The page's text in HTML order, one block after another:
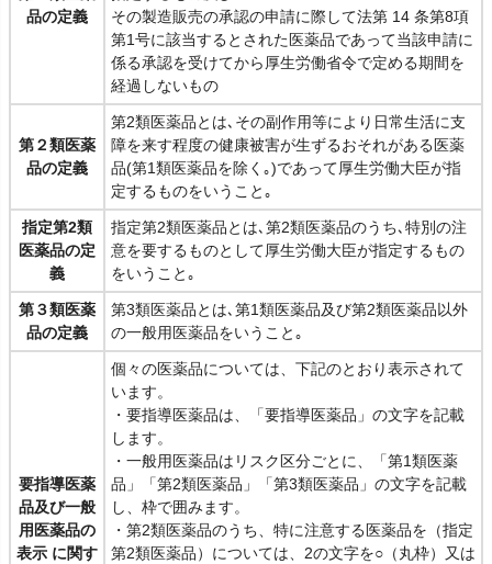
品の定義
その製造販売の承認の申請に際して法第 14 条第8項
第1号に該当するとされた医薬品であって当該申請に
係る承認を受けてから厚生労働省令で定める期間を
経過しないもの
第２類医薬
品の定義
第2類医薬品とは､その副作用等により日常生活に支
障を来す程度の健康被害が生ずるおそれがある医薬
品(第1類医薬品を除く｡)であって厚生労働大臣が指
定するものをいうこと｡
指定第2類
医薬品の定
義
指定第2類医薬品とは､第2類医薬品のうち､特別の注
意を要するものとして厚生労働大臣が指定するもの
をいうこと｡
第３類医薬
品の定義
第3類医薬品とは､第1類医薬品及び第2類医薬品以外
の一般用医薬品をいうこと｡
要指導医薬
品及び一般
用医薬品の
表示 に関す
個々の医薬品については、下記のとおり表示されて
います。
・要指導医薬品は、「要指導医薬品」の文字を記載
します。
・一般用医薬品はリスク区分ごとに、「第1類医薬
品」「第2類医薬品」「第3類医薬品」の文字を記載
し、枠で囲みます。
・第2類医薬品のうち、特に注意する医薬品を（指定
第2類医薬品）については、2の文字を○（丸枠）又は